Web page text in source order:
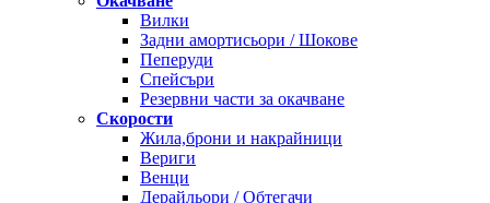
Вилки
Задни амортисьори / Шокове
Пеперуди
Спейсъри
Резервни части за окачване
Скорости
Жила,брони и накрайници
Вериги
Венци
Дерайльори / Обтегачи